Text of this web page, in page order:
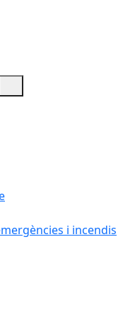
i incendis